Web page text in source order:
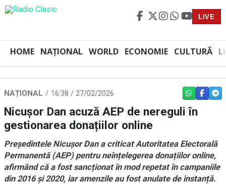
LIVE
HOME NAȚIONAL WORLD ECONOMIE CULTURĂ
NAȚIONAL 16:38 / 27/02/2026 WHATSAPP
Nicușor Dan acuză AEP de nereguli în
gestionarea donațiilor online
Președintele Nicușor Dan a criticat Autoritatea Electorală
Permanentă (AEP) pentru neînțelegerea donațiilor online,
afirmând că a fost sancționat în mod repetat în campaniile
din 2016 și 2020, iar amenzile au fost anulate de instanță.